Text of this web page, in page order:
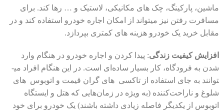
ماشین، پارکینگ­، چک­ های مکانیکی، لاستیک و … رها کند. برای
مسافرت رفتن نیز می­تواند از امکان اجاره خودرو استفاده کند و در
مقابل خرید یک خودرو هزینه­ های کمتری بپردازد.
افزایش کیفیت زندگی: پیدا کردن و اجاره خودرو در هنگام وارد
شدن به فرودگاه، کار بسیار ساده‌ای است. در این هنگام افراد می­
توانند به جای استفاده از تاکسی­ های گران قیمت و اتوبوس ­های
شلوغ و ناراحت‌کننده (به ویژه در زمان‌هایی که هتل و ایستگاه
اتوبوس از یکدیگر فاصله زیادی داشته باشند) یک خودرو برای خود